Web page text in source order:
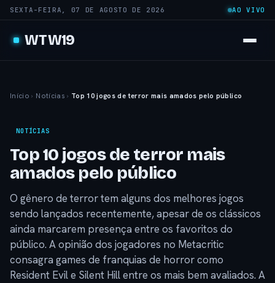
SEXTA-FEIRA, 07 DE AGOSTO DE 2026 AO VIVO
WTW19
Início › Notícias › Top 10 jogos de terror mais amados pelo público
NOTÍCIAS
Top 10 jogos de terror mais
amados pelo público
O gênero de terror tem alguns dos melhores jogos
sendo lançados recentemente, apesar de os clássicos
ainda marcarem presença entre os favoritos do
público. A opinião dos jogadores no Metacritic
consagra games de franquias de horror como
Resident Evil e Silent Hill entre os mais bem avaliados. A